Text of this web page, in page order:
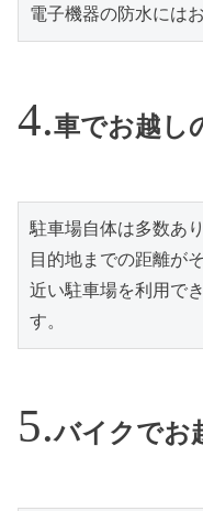
電子機器の防水には
車でお越し
駐車場自体は多数あり
目的地までの距離が
近い駐車場を利用で
す。
バイクでお